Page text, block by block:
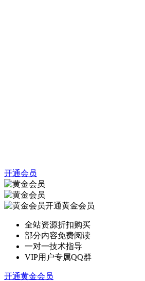
开通会员
开通黄金会员
全站资源折扣购买
部分内容免费阅读
一对一技术指导
VIP用户专属QQ群
开通黄金会员